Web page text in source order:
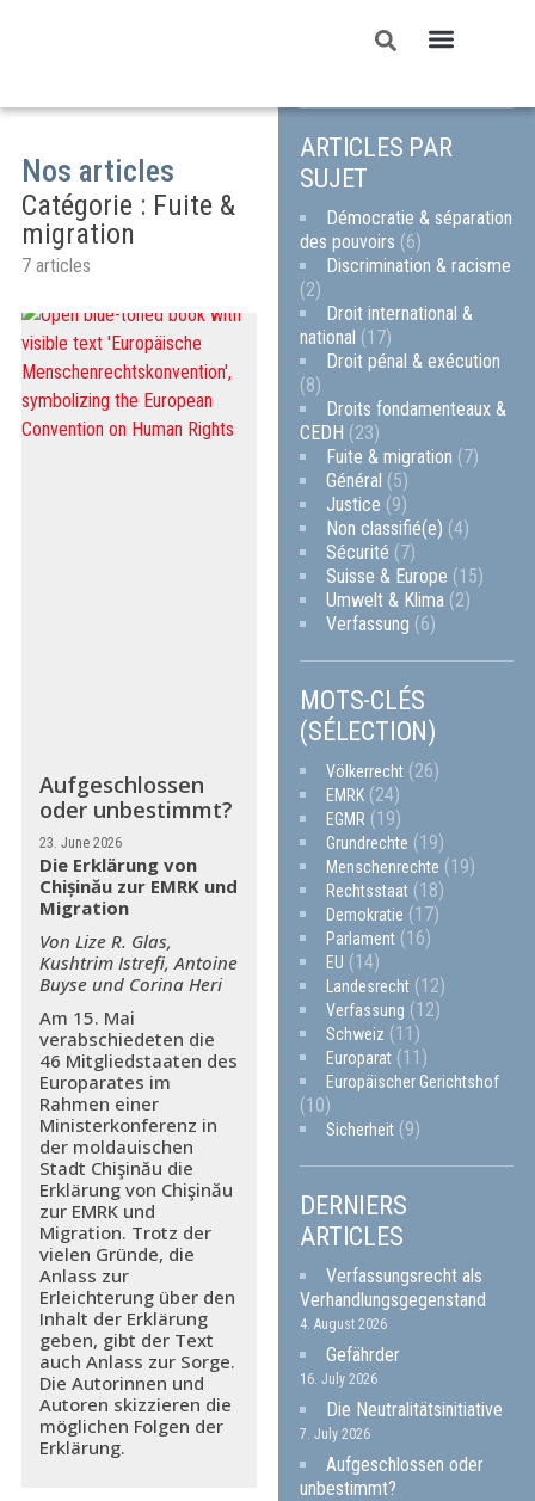
Nos articles
Catégorie : Fuite &
migration
7 articles
Aufgeschlossen
oder unbestimmt?
23. June 2026
Die Erklärung von
Chișinău zur EMRK und
Migration
Von Lize R. Glas,
Kushtrim Istrefi, Antoine
Buyse und Corina Heri
Am 15. Mai
verabschiedeten die
46 Mitgliedstaaten des
Europarates im
Rahmen einer
Ministerkonferenz in
der moldauischen
Stadt Chişinău die
Erklärung von Chişinău
zur EMRK und
Migration. Trotz der
vielen Gründe, die
Anlass zur
Erleichterung über den
Inhalt der Erklärung
geben, gibt der Text
auch Anlass zur Sorge.
Die Autorinnen und
Autoren skizzieren die
möglichen Folgen der
Erklärung.
ARTICLES PAR
SUJET
Démocratie & séparation
des pouvoirs (6)
Discrimination & racisme
(2)
Droit international &
national (17)
Droit pénal & exécution
(8)
Droits fondamenteaux &
CEDH (23)
Fuite & migration (7)
Général (5)
Justice (9)
Non classifié(e) (4)
Sécurité (7)
Suisse & Europe (15)
Umwelt & Klima (2)
Verfassung (6)
MOTS-CLÉS
(SÉLECTION)
Völkerrecht (26)
EMRK (24)
EGMR (19)
Grundrechte (19)
Menschenrechte (19)
Rechtsstaat (18)
Demokratie (17)
Parlament (16)
EU (14)
Landesrecht (12)
Verfassung (12)
Schweiz (11)
Europarat (11)
Europäischer Gerichtshof
(10)
Sicherheit (9)
DERNIERS
ARTICLES
Verfassungsrecht als
Verhandlungsgegenstand
4. August 2026
Gefährder
16. July 2026
Die Neutralitätsinitiative
7. July 2026
Aufgeschlossen oder
unbestimmt?